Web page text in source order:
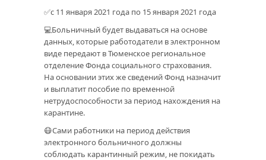
✅с 11 января 2021 года по 15 января 2021 года
💻Больничный будет выдаваться на основе
данных, которые работодатели в электронном
виде передают в Тюменское региональное
отделение Фонда социального страхования.
На основании этих же сведений Фонд назначит
и выплатит пособие по временной
нетрудоспособности за период нахождения на
карантине.
😷Сами работники на период действия
электронного больничного должны
соблюдать карантинный режим, не покидать